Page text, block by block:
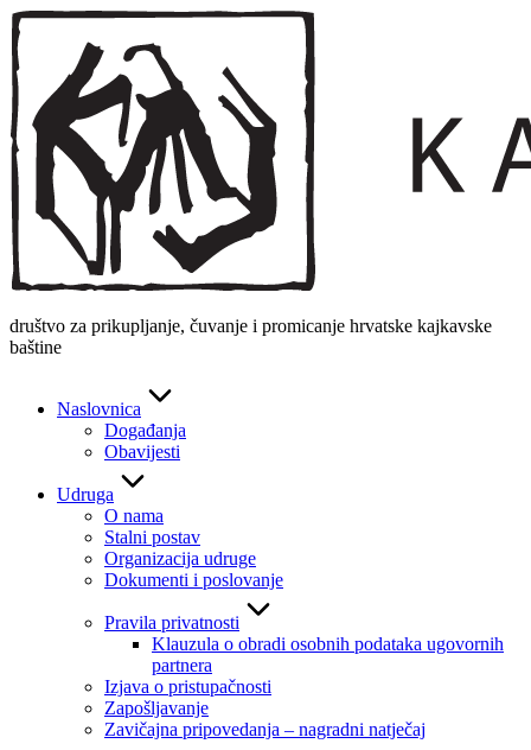
Skip
to
content
društvo za prikupljanje, čuvanje i promicanje hrvatske kajkavske
baštine
Naslovnica
Događanja
Obavijesti
Udruga
O nama
Stalni postav
Organizacija udruge
Dokumenti i poslovanje
Pravila privatnosti
Klauzula o obradi osobnih podataka ugovornih
partnera
Izjava o pristupačnosti
Zapošljavanje
Zavičajna pripovedanja – nagradni natječaj